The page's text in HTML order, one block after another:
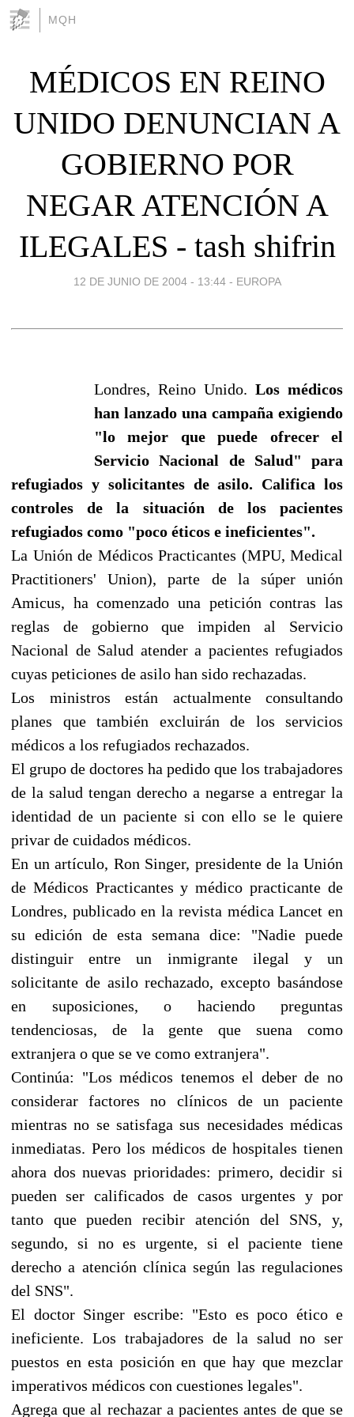
MQH
MÉDICOS EN REINO
UNIDO DENUNCIAN A
GOBIERNO POR
NEGAR ATENCIÓN A
ILEGALES - tash shifrin
12 DE JUNIO DE 2004 - 13:44 - EUROPA
Londres, Reino Unido. Los médicos
han lanzado una campaña exigiendo
"lo mejor que puede ofrecer el
Servicio Nacional de Salud" para
refugiados y solicitantes de asilo. Califica los
controles de la situación de los pacientes
refugiados como "poco éticos e ineficientes".
La Unión de Médicos Practicantes (MPU, Medical
Practitioners' Union), parte de la súper unión
Amicus, ha comenzado una petición contras las
reglas de gobierno que impiden al Servicio
Nacional de Salud atender a pacientes refugiados
cuyas peticiones de asilo han sido rechazadas.
Los ministros están actualmente consultando
planes que también excluirán de los servicios
médicos a los refugiados rechazados.
El grupo de doctores ha pedido que los trabajadores
de la salud tengan derecho a negarse a entregar la
identidad de un paciente si con ello se le quiere
privar de cuidados médicos.
En un artículo, Ron Singer, presidente de la Unión
de Médicos Practicantes y médico practicante de
Londres, publicado en la revista médica Lancet en
su edición de esta semana dice: "Nadie puede
distinguir entre un inmigrante ilegal y un
solicitante de asilo rechazado, excepto basándose
en suposiciones, o haciendo preguntas
tendenciosas, de la gente que suena como
extranjera o que se ve como extranjera".
Continúa: "Los médicos tenemos el deber de no
considerar factores no clínicos de un paciente
mientras no se satisfaga sus necesidades médicas
inmediatas. Pero los médicos de hospitales tienen
ahora dos nuevas prioridades: primero, decidir si
pueden ser calificados de casos urgentes y por
tanto que pueden recibir atención del SNS, y,
segundo, si no es urgente, si el paciente tiene
derecho a atención clínica según las regulaciones
del SNS".
El doctor Singer escribe: "Esto es poco ético e
ineficiente. Los trabajadores de la salud no ser
puestos en esta posición en que hay que mezclar
imperativos médicos con cuestiones legales".
Agrega que al rechazar a pacientes antes de que se